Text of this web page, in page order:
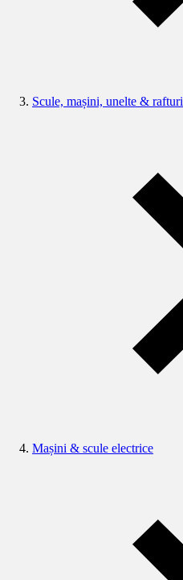
Scule, mașini, unelte & rafturi
Mașini & scule electrice